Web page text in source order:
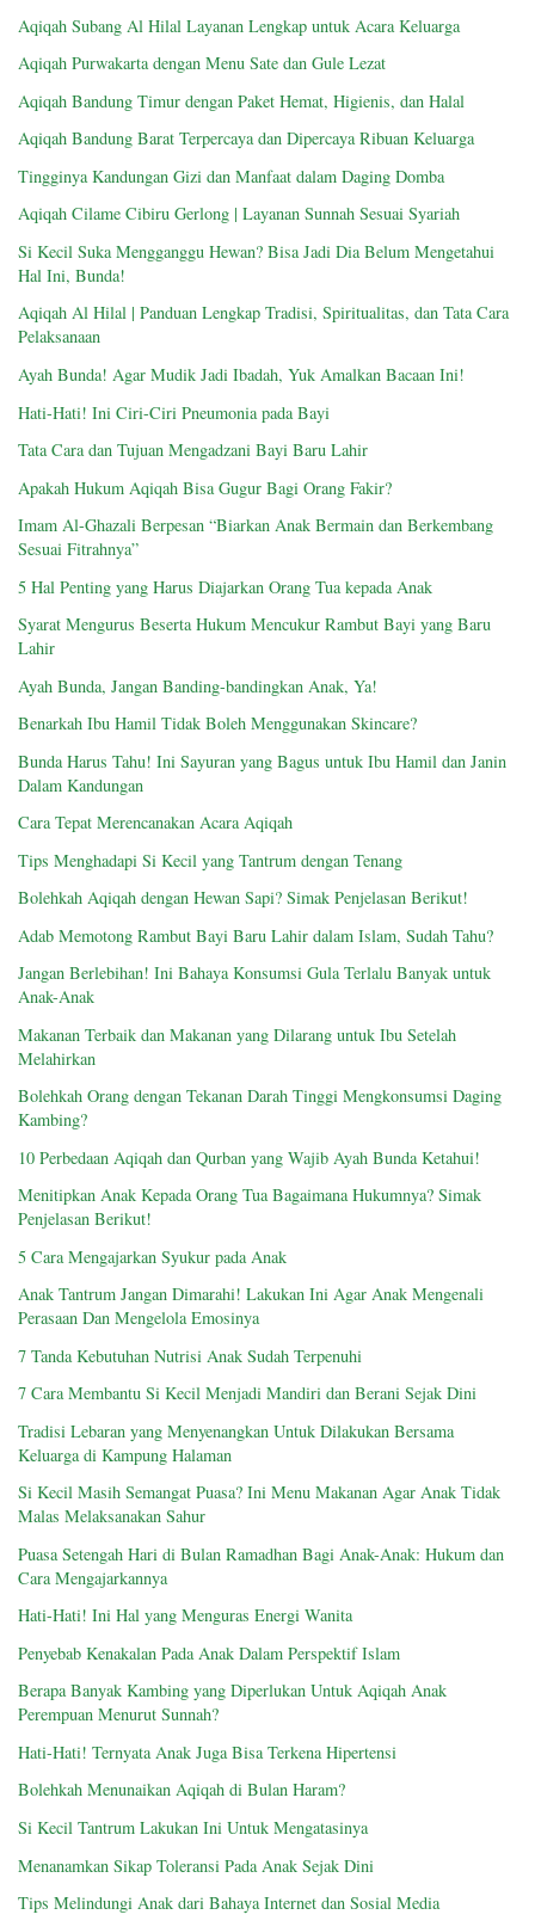
Aqiqah Subang Al Hilal Layanan Lengkap untuk Acara Keluarga
Aqiqah Purwakarta dengan Menu Sate dan Gule Lezat
Aqiqah Bandung Timur dengan Paket Hemat, Higienis, dan Halal
Aqiqah Bandung Barat Terpercaya dan Dipercaya Ribuan Keluarga
Tingginya Kandungan Gizi dan Manfaat dalam Daging Domba
Aqiqah Cilame Cibiru Gerlong | Layanan Sunnah Sesuai Syariah
Si Kecil Suka Mengganggu Hewan? Bisa Jadi Dia Belum Mengetahui
Hal Ini, Bunda!
Aqiqah Al Hilal | Panduan Lengkap Tradisi, Spiritualitas, dan Tata Cara
Pelaksanaan
Ayah Bunda! Agar Mudik Jadi Ibadah, Yuk Amalkan Bacaan Ini!
Hati-Hati! Ini Ciri-Ciri Pneumonia pada Bayi
Tata Cara dan Tujuan Mengadzani Bayi Baru Lahir
Apakah Hukum Aqiqah Bisa Gugur Bagi Orang Fakir?
Imam Al-Ghazali Berpesan “Biarkan Anak Bermain dan Berkembang
Sesuai Fitrahnya”
5 Hal Penting yang Harus Diajarkan Orang Tua kepada Anak
Syarat Mengurus Beserta Hukum Mencukur Rambut Bayi yang Baru
Lahir
Ayah Bunda, Jangan Banding-bandingkan Anak, Ya!
Benarkah Ibu Hamil Tidak Boleh Menggunakan Skincare?
Bunda Harus Tahu! Ini Sayuran yang Bagus untuk Ibu Hamil dan Janin
Dalam Kandungan
Cara Tepat Merencanakan Acara Aqiqah
Tips Menghadapi Si Kecil yang Tantrum dengan Tenang
Bolehkah Aqiqah dengan Hewan Sapi? Simak Penjelasan Berikut!
Adab Memotong Rambut Bayi Baru Lahir dalam Islam, Sudah Tahu?
Jangan Berlebihan! Ini Bahaya Konsumsi Gula Terlalu Banyak untuk
Anak-Anak
Makanan Terbaik dan Makanan yang Dilarang untuk Ibu Setelah
Melahirkan
Bolehkah Orang dengan Tekanan Darah Tinggi Mengkonsumsi Daging
Kambing?
10 Perbedaan Aqiqah dan Qurban yang Wajib Ayah Bunda Ketahui!
Menitipkan Anak Kepada Orang Tua Bagaimana Hukumnya? Simak
Penjelasan Berikut!
5 Cara Mengajarkan Syukur pada Anak
Anak Tantrum Jangan Dimarahi! Lakukan Ini Agar Anak Mengenali
Perasaan Dan Mengelola Emosinya
7 Tanda Kebutuhan Nutrisi Anak Sudah Terpenuhi
7 Cara Membantu Si Kecil Menjadi Mandiri dan Berani Sejak Dini
Tradisi Lebaran yang Menyenangkan Untuk Dilakukan Bersama
Keluarga di Kampung Halaman
Si Kecil Masih Semangat Puasa? Ini Menu Makanan Agar Anak Tidak
Malas Melaksanakan Sahur
Puasa Setengah Hari di Bulan Ramadhan Bagi Anak-Anak: Hukum dan
Cara Mengajarkannya
Hati-Hati! Ini Hal yang Menguras Energi Wanita
Penyebab Kenakalan Pada Anak Dalam Perspektif Islam
Berapa Banyak Kambing yang Diperlukan Untuk Aqiqah Anak
Perempuan Menurut Sunnah?
Hati-Hati! Ternyata Anak Juga Bisa Terkena Hipertensi
Bolehkah Menunaikan Aqiqah di Bulan Haram?
Si Kecil Tantrum Lakukan Ini Untuk Mengatasinya
Menanamkan Sikap Toleransi Pada Anak Sejak Dini
Tips Melindungi Anak dari Bahaya Internet dan Sosial Media